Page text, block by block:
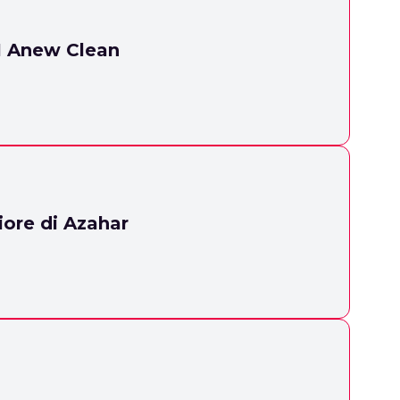
Clean
di Azahar